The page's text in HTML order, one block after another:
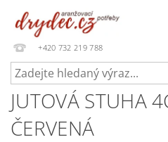
+420 732 219 788
JUTOVÁ STUHA
ČERVENÁ